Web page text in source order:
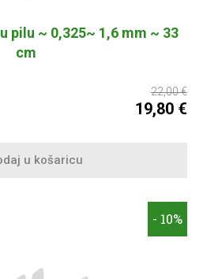
pilu ~ 0,325~ 1,6 mm ~ 33
cm
22,00 €
19,80 €
u košaricu
- 10%